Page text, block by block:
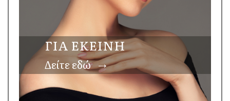
ΓΙΑ ΕΚΕΙΝΗ
Δείτε εδώ →